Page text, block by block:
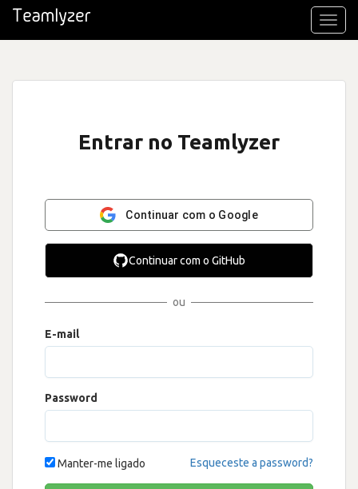
Entrar no Teamlyzer
Continuar com o Google
Continuar com o GitHub
ou
E-mail
Password
Manter-me ligado Esqueceste a password?